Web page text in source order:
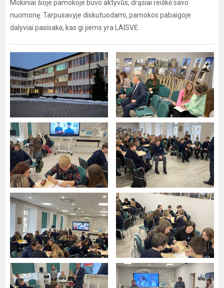
Mokiniai šioje pamokoje buvo aktyvūs, drąsiai reiškė savo
nuomonę. Tarpusavyje diskutuodami, pamokos pabaigoje
dalyviai pasisakė, kas gi jiems yra LAISVĖ.